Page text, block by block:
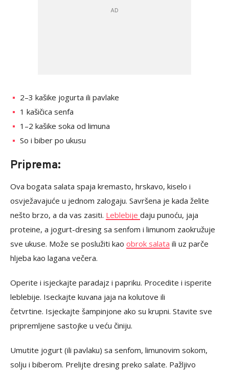
2–3 kašike jogurta ili pavlake
1 kašičica senfa
1–2 kašike soka od limuna
So i biber po ukusu
Priprema:
Ova bogata salata spaja kremasto, hrskavo, kiselo i
osvježavajuće u jednom zalogaju. Savršena je kada želite
nešto brzo, a da vas zasiti. Leblebije daju punoću, jaja
proteine, a jogurt-dresing sa senfom i limunom zaokružuje
sve ukuse. Može se poslužiti kao obrok salata ili uz parče
hljeba kao lagana večera.
Operite i isjeckajte paradajz i papriku. Procedite i isperite
leblebije. Iseckajte kuvana jaja na kolutove ili
četvrtine. Isjeckajte šampinjone ako su krupni. Stavite sve
pripremljene sastojke u veću činiju.
Umutite jogurt (ili pavlaku) sa senfom, limunovim sokom,
solju i biberom. Prelijte dresing preko salate. Pažljivo